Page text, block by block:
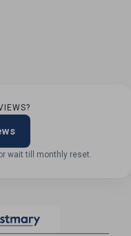
wait till monthly reset.